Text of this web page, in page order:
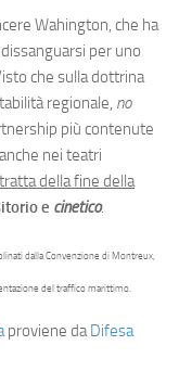
Wahington, che ha
per uno
che sulla dottrina
regionale, no
più contenute
nei teatri
della fine della
e cinetico.
dalla Convenzione di Montreux,
del traffico marittimo.
proviene daDifesa